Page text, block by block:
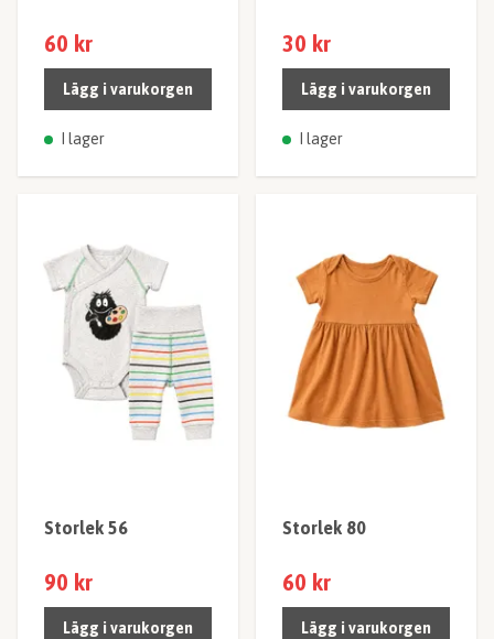
60 kr
Lägg i varukorgen
I lager
30 kr
Lägg i varukorgen
I lager
Storlek 56
90 kr
Lägg i varukorgen
Storlek 80
60 kr
Lägg i varukorgen